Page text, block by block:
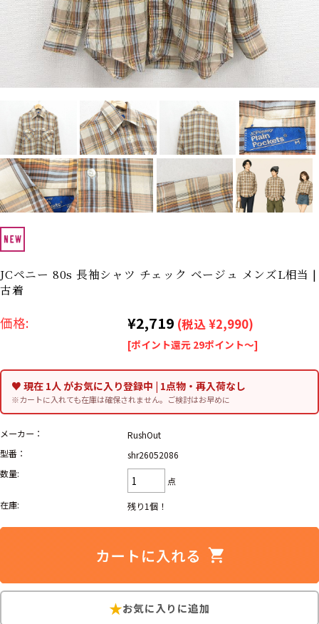
1 Tシャツ USA製 2 映画 3 ミリタリー 4 スターウォーズ
5 ラルフローレン 6 大きいサイズ 7 アニメ 8 ディズニー
Search by Brandブランドから探す
ラルフ ローレン ザ・ノース・フェイ
ス
チャンピオン
パタゴニア
カーハート ディッキーズ
リーバイス ラッセル・アスレチ
ック
サ行
タ行
マ行 ラ行
Search by Itemアイテムから探す
スウェット
半袖シャツ
Search by Particularこだわりから探す
JCペニー 80s 長袖シャツ チェック ベージュ メンズL相当 |
古着
価格: ¥2,719 (税込 ¥2,990)
[ポイント還元 29ポイント～]
♥ 現在 1人 がお気に入り登録中 | 1点物・再入荷なし
※カートに入れても在庫は確保されません。ご検討はお早めに
メーカー：
RushOut
型番：
shr26052086
数量:
点
在庫:
残り1個！